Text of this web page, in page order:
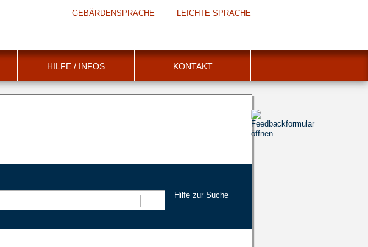
GEBÄRDENSPRACHE LEICHTE SPRACHE
HILFE / INFOS KONTAKT
Hilfe zur Suche